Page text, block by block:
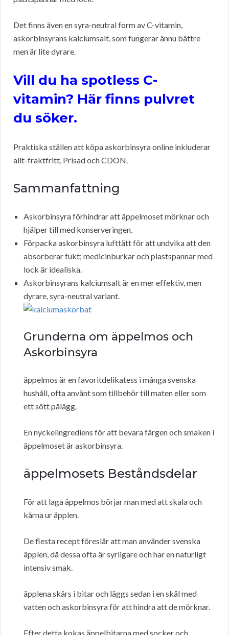
Det finns även en syra-neutral form av C-vitamin,
askorbinsyrans kalciumsalt, som fungerar ännu bättre
men är lite dyrare.
Vill du ha spotless C-
vitamin? Här finns pulvret
du söker.
Praktiska ställen att köpa askorbinsyra online inkluderar
allt-fraktfritt, Prisad och CDON.
Sammanfattning
Askorbinsyra förhindrar att äppelmoset mörknar och
hjälper till med konserveringen.
Förpacka askorbinsyra lufttätt för att undvika att den
absorberar fukt; medicinburkar och plastspannar med
lock är idealiska.
Askorbinsyrans kalciumsalt är en mer effektiv, men
dyrare, syra-neutral variant.
Grunderna om äppelmos och
Askorbinsyra
äppelmos är en favoritdelikatess i många svenska
hushåll, ofta använt som tillbehör till maten eller som
ett sött pålägg.
En nyckelingrediens för att bevara färgen och smaken i
äppelmoset är askorbinsyra.
äppelmosets Beståndsdelar
För att laga äppelmos börjar man med att skala och
kärna ur äpplen.
De flesta recept föreslår att man använder svenska
äpplen, då dessa ofta är syrligare och har en naturligt
intensiv smak.
äpplena skärs i bitar och läggs sedan i en skål med
vatten och askorbinsyra för att hindra att de mörknar.
Efter detta kokas äppelbitarna med socker och